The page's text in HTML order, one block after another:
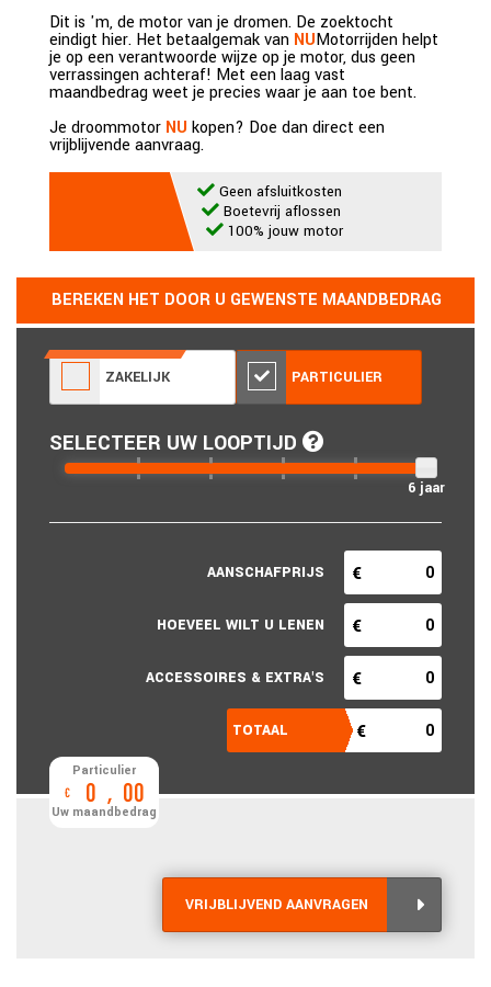
Dit is 'm, de motor van je dromen. De zoektocht
eindigt hier. Het betaalgemak van NUMotorrijden helpt
je op een verantwoorde wijze op je motor, dus geen
verrassingen achteraf! Met een laag vast
maandbedrag weet je precies waar je aan toe bent.
Je droommotor NU kopen? Doe dan direct een
vrijblijvende aanvraag.
Geen afsluitkosten
Boetevrij aflossen
100% jouw motor
BEREKEN HET DOOR U GEWENSTE MAANDBEDRAG
PARTICULIER
ZAKELIJK
SELECTEER UW LOOPTIJD
6 jaar
Particulier
€ 0 , 00
Uw maandbedrag
VRIJBLIJVEND AANVRAGEN